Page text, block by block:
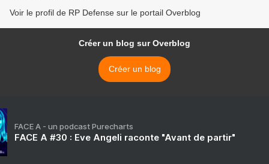
Voir le profil de RP Defense sur le portail Overblog
Créer un blog sur Overblog
Créer un blog
FACE A - un podcast Purecharts
FACE A #30 : Eve Angeli raconte "Avant de partir"